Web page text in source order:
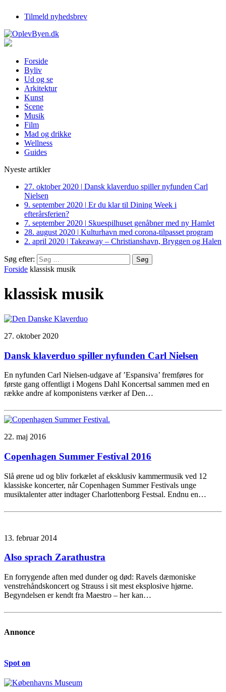
Tilmeld nyhedsbrev
Forside
Byliv
Ud og se
Arkitektur
Kunst
Scene
Musik
Film
Mad og drikke
Wellness
Guides
Nyeste artikler
27. oktober 2020 | Dansk klaverduo spiller nyfunden Carl
Nielsen
9. september 2020 | Er du klar til Dining Week i
efterårsferien?
7. september 2020 | Skuespilhuset genåbner med ny Hamlet
28. august 2020 | Kulturhavn med corona-tilpasset program
2. april 2020 | Takeaway – Christianshavn, Bryggen og Halen
Søg efter:
Forside klassisk musik
klassisk musik
27. oktober 2020
Dansk klaverduo spiller nyfunden Carl Nielsen
En nyfunden Carl Nielsen-udgave af ’Espansiva’ fremføres for
første gang offentligt i Mogens Dahl Koncertsal sammen med en
række andre af komponistens værker af Den…
22. maj 2016
Copenhagen Summer Festival 2016
Slå ørene ud og bliv forkælet af eksklusiv kammermusik ved 12
klassiske koncerter, når Copenhagen Summer Festivals unge
musiktalenter atter indtager Charlottenborg Festsal. Endnu en…
13. februar 2014
Also sprach Zarathustra
En forrygende aften med dunder og død: Ravels dæmoniske
venstrehåndskoncert og Strauss i sit mest eksplosive hjørne.
Begyndelsen er kendt fra Maestro – her kan…
Annonce
Spot on